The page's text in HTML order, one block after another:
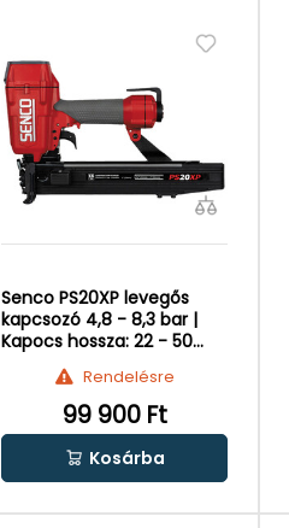
Senco PS20XP levegős
kapcsozó 4,8 - 8,3 bar |
Kapocs hossza: 22 - 50
Rendelésre
99 900 Ft
Kosárba